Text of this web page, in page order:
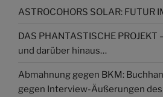
ASTROCOHORS SOLAR: FUTUR
DAS PHANTASTISCHE
und darüber hinaus…
Abmahnung gegen BKM:
gegen Interview-Äußerungen des